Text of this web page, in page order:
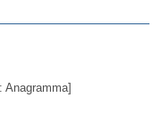
Anagramma]